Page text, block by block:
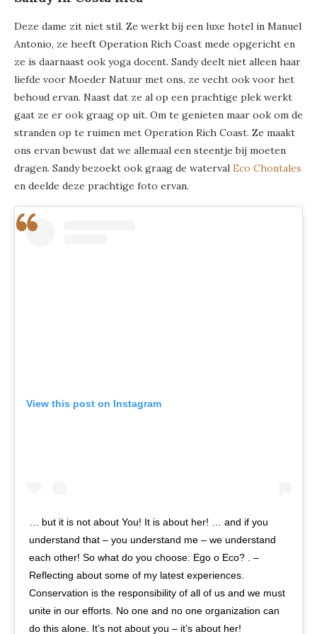
Deze dame zit niet stil. Ze werkt bij een luxe hotel in Manuel
Antonio, ze heeft Operation Rich Coast mede opgericht en
ze is daarnaast ook yoga docent. Sandy deelt niet alleen haar
liefde voor Moeder Natuur met ons, ze vecht ook voor het
behoud ervan. Naast dat ze al op een prachtige plek werkt
gaat ze er ook graag op uit. Om te genieten maar ook om de
stranden op te ruimen met Operation Rich Coast. Ze maakt
ons ervan bewust dat we allemaal een steentje bij moeten
dragen. Sandy bezoekt ook graag de waterval Eco Chontales
en deelde deze prachtige foto ervan.
View this post on Instagram
… but it is not about You! It is about her! … and if you
understand that – you understand me – we understand
each other! So what do you choose: Ego o Eco? . –
Reflecting about some of my latest experiences.
Conservation is the responsibility of all of us and we must
unite in our efforts. No one and no one organization can
do this alone. It’s not about you – it’s about her!